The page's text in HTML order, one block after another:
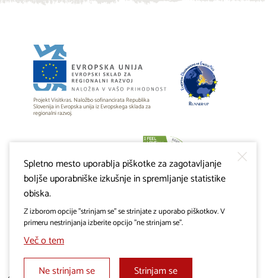
Projekt Visitkras. Naložbo sofinancirata Republika
Slovenija in Evropska unija iz Evropskega sklada za
regionalni razvoj.
Spletno mesto uporablja piškotke za zagotavljanje
boljše uporabniške izkušnje in spremljanje statistike
obiska.
Z izborom opcije "strinjam se" se strinjate z uporabo piškotkov. V
primeru nestrinjanja izberite opcijo "ne strinjam se".
Več o tem
Ne strinjam se
Strinjam se